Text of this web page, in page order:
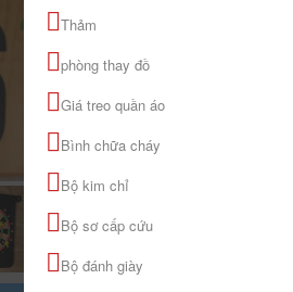
Thảm
phòng thay đồ
Giá treo quần áo
Bình chữa cháy
Bộ kim chỉ
Bộ sơ cấp cứu
Bộ đánh giày